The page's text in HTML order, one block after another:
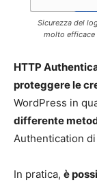
Sicurezza del
molto efficace
HTTP
proteggere le
WordPress in
differente
Authentication di
In pratica, è